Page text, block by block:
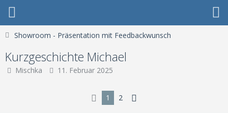
Showroom - Präsentation mit Feedbackwunsch
Kurzgeschichte Michael
Mischka 11. Februar 2025
1 2